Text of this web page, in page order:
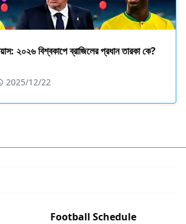
২০২৬ বিশ্বকাপে ব্রাজিলের প্রধান তারকা কে?
2025/12/22
Football Schedule